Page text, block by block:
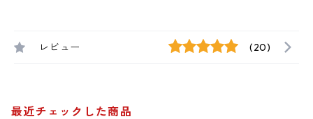
レビュー (20)
最近チェックした商品